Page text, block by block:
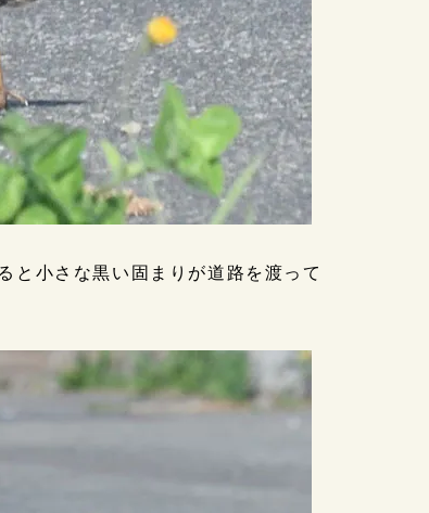
と小さな黒い固まりが道路を渡って